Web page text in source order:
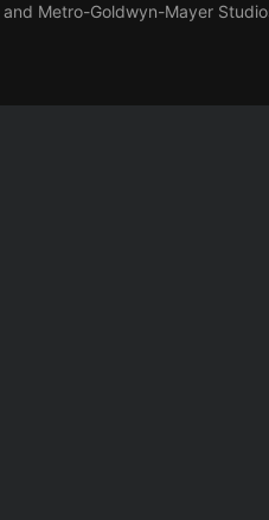
Metro-Goldwyn-Mayer